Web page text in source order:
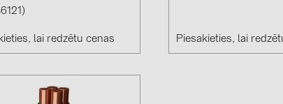
lai redzētu cenas Piesakieties, lai